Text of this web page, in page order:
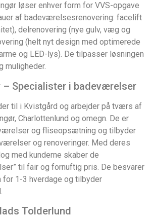
løser enhver form for VVS-opgave
af badeværelsesrenovering: facelift
delrenovering (nye gulv, væg og
(helt nyt design med optimerede
og LED-lys). De tilpasser løsningen
muligheder.
– Specialister i badeværelser
til i Kvistgård og arbejder på tværs af
Charlottenlund og omegn. De er
og fliseopsætning og tilbyder
og renoveringer. Med deres
med kunderne skaber de
til fair og fornuftig pris. De besvarer
for 1-3 hverdage og tilbyder
Tolderlund